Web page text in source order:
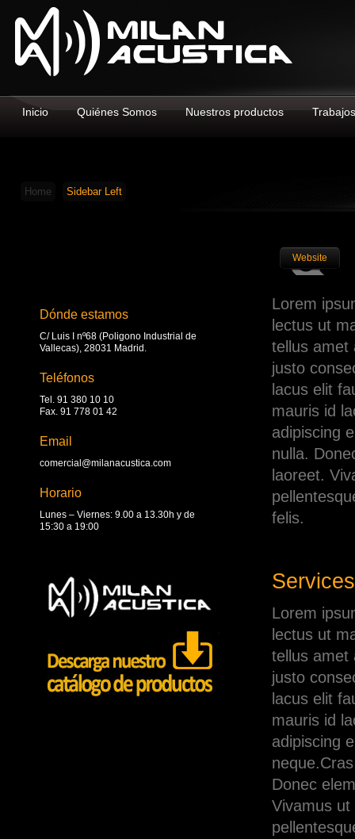
Inicio Quiénes Somos Nuestros productos Trabajos
Home Sidebar Left
Dónde estamos
C/ Luis I nº68 (Poligono Industrial de
Vallecas), 28031 Madrid.
Teléfonos
Tel. 91 380 10 10
Fax. 91 778 01 42
Email
comercial@milanacustica.com
Horario
Lunes – Viernes: 9.00 a 13.30h y de
15:30 a 19:00
Website
Lorem
lectus ut
tellus amet
justo
lacus elit
mauris id
adipiscing
nulla.
laoreet.
felis.
Services
Lorem
lectus ut
tellus amet
justo
lacus elit
mauris id
adipiscing
Donec
Vivamus ut